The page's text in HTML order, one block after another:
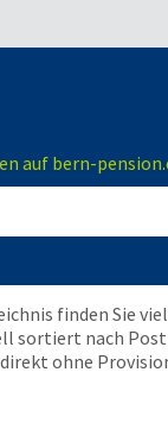
auf bern-
finden Sie
sortiert nach
ohne